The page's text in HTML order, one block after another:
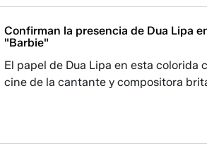
Confirman la presencia de Dua Lipa
"Barbie"
El papel de Dua Lipa en esta colorida
cine de la cantante y compositora